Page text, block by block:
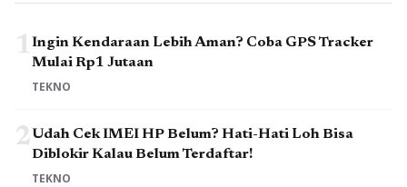
1Ingin Kendaraan Lebih Aman? Coba GPS Tracker
Mulai Rp1 Jutaan
TEKNO
2Udah Cek IMEI HP Belum? Hati-Hati Loh Bisa
Diblokir Kalau Belum Terdaftar!
TEKNO